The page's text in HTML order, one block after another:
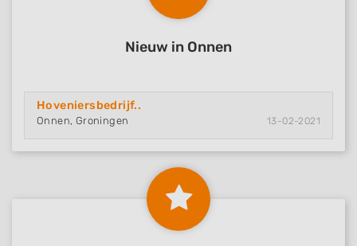
Nieuw in Onnen
Hoveniersbedrijf..
Onnen, Groningen 13-02-2021